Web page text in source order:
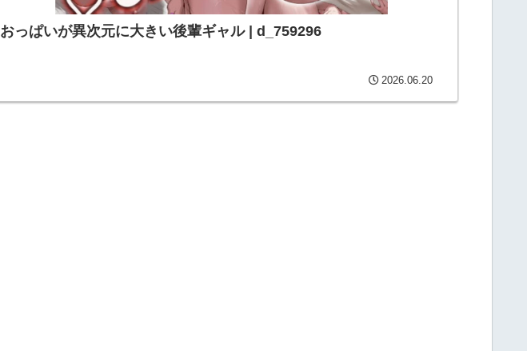
おっぱいが異次元に大きい後輩ギャル | d_759296
2026.06.20